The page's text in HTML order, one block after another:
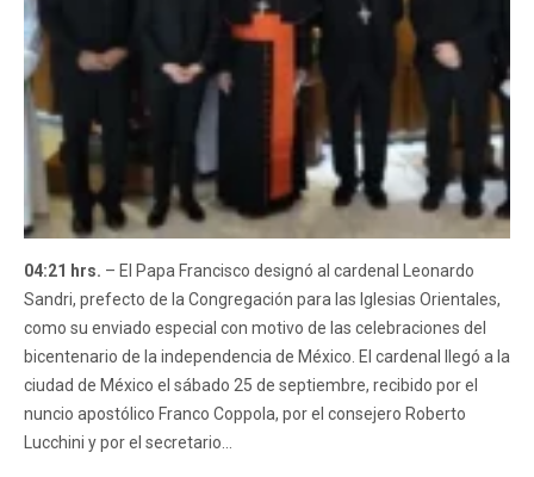
04:21 hrs. – El Papa Francisco designó al cardenal Leonardo
Sandri, prefecto de la Congregación para las Iglesias Orientales,
como su enviado especial con motivo de las celebraciones del
bicentenario de la independencia de México. El cardenal llegó a la
ciudad de México el sábado 25 de septiembre, recibido por el
nuncio apostólico Franco Coppola, por el consejero Roberto
Lucchini y por el secretario...